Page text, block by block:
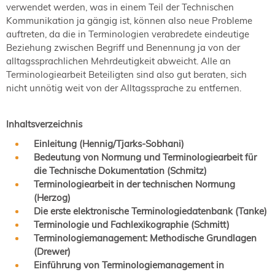
verwendet werden, was in einem Teil der Technischen
Kommunikation ja gängig ist, können also neue Probleme
auftreten, da die in Terminologien verabredete eindeutige
Beziehung zwischen Begriff und Benennung ja von der
alltagssprachlichen Mehrdeutigkeit abweicht. Alle an
Terminologiearbeit Beteiligten sind also gut beraten, sich
nicht unnötig weit von der Alltagssprache zu entfernen.
Inhaltsverzeichnis
Einleitung (Hennig/Tjarks-Sobhani)
Bedeutung von Normung und Terminologiearbeit für
die Technische Dokumentation (Schmitz)
Terminologiearbeit in der technischen Normung
(Herzog)
Die erste elektronische Terminologiedatenbank (Tanke)
Terminologie und Fachlexikographie (Schmitt)
Terminologiemanagement: Methodische Grundlagen
(Drewer)
Einführung von Terminologiemanagement in